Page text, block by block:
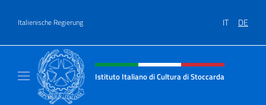
Italienische Regierung IT DE
Header-Site, Social und Menü
Istituto Italiano di Cultura di Stoccarda